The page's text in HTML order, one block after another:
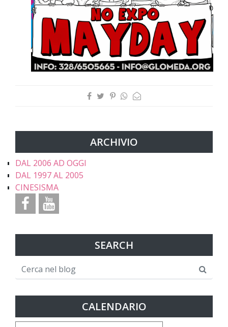
ARCHIVIO
DAL 2006 AD OGGI
DAL 1997 AL 2005
CINESISMA
SEARCH
CALENDARIO